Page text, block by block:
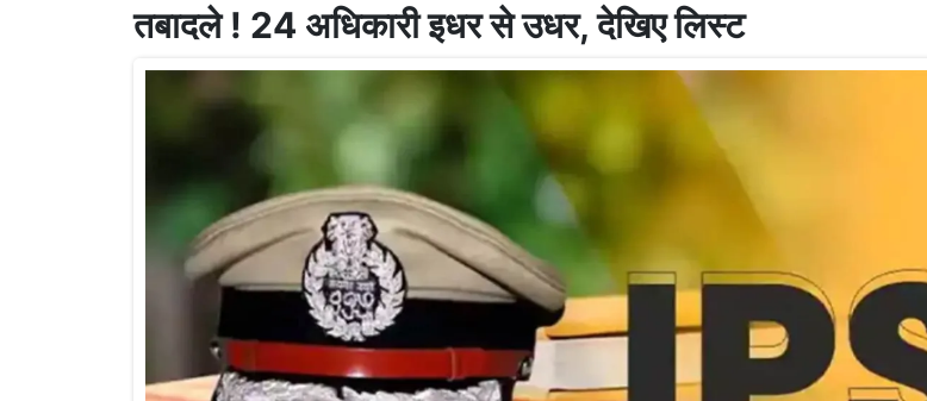
तबादले ! 24 अधिकारी इधर से उधर, देखिए लिस्ट